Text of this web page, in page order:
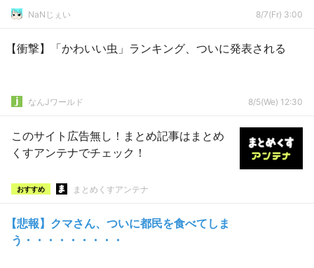
NaNじぇい 8/7(Fr) 3:00
【衝撃】「かわいい虫」ランキング、ついに発表される
なんJワールド 8/5(We) 12:30
このサイト広告無し！まとめ記事はまとめ
くすアンテナでチェック！
おすすめ まとめくすアンテナ
【悲報】クマさん、ついに都民を食べてしま
う・・・・・・・・・